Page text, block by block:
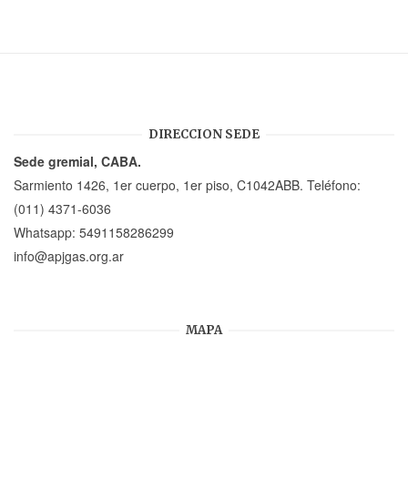
DIRECCION SEDE
Sede gremial, CABA.
Sarmiento 1426, 1er cuerpo, 1er piso, C1042ABB. Teléfono:
(011) 4371-6036
Whatsapp: 5491158286299
info@apjgas.org.ar
MAPA